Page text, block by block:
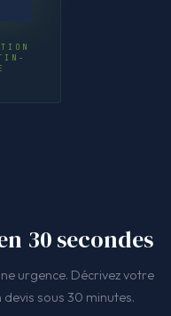
30 secondes
urgence. Décrivez votre
sous 30 minutes.